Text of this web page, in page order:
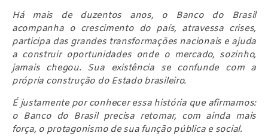
Há mais de duzentos anos, o Banco do Brasil
acompanha o crescimento do país, atravessa crises,
participa das grandes transformações nacionais e ajuda
a construir oportunidades onde o mercado, sozinho,
jamais chegou. Sua existência se confunde com a
própria construção do Estado brasileiro.
É justamente por conhecer essa história que afirmamos:
o Banco do Brasil precisa retomar, com ainda mais
força, o protagonismo de sua função pública e social.